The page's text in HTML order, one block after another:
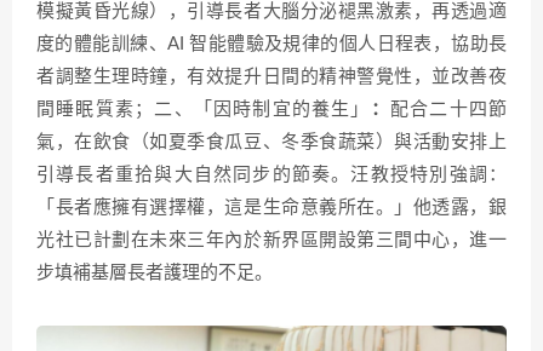
模擬黃昏光線），引導長者大腦分泌褪黑激素，再透過適
度的體能訓練、AI 智能體驗及規律的個人日程表，協助長
者調整生理時鐘，有效提升日間的精神警覺性，並改善夜
間睡眠質素；二、「因時制宜的養生」
： 配合二十四節
氣，在飲食（如夏季食瓜豆、冬季食蔬菜）與活動安排上
引導長者重拾與大自然同步的節奏。汪教授特別強調：
「長者應擁有選擇權，這是生命意義所在。」他透露，銀
光社已計劃在未來三年內於新界區開設第三間中心，進一
步填補基層長者護理的不足。